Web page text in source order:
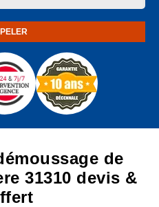
de
31310 devis &